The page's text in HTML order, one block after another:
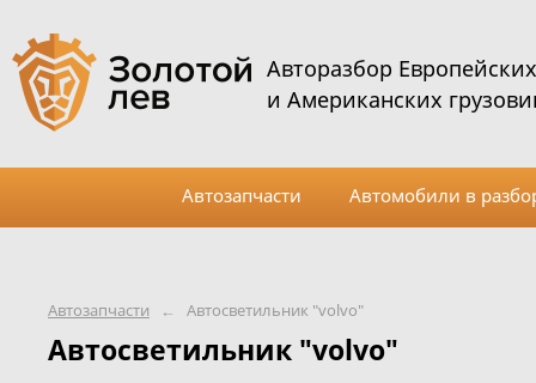
Автозапчасти ← Автосветильник "volvo"
Автосветильник "volvo"
Авторазбор Европейских
и Американских
Автозапчасти Автомобили в